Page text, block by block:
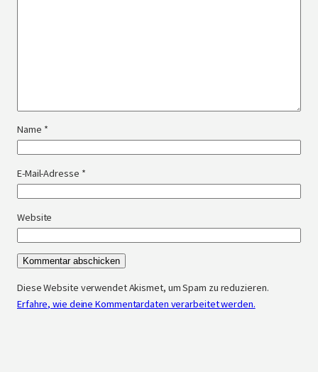
Name *
E-Mail-Adresse *
Website
Diese Website verwendet Akismet, um Spam zu reduzieren.
Erfahre, wie deine Kommentardaten verarbeitet werden.